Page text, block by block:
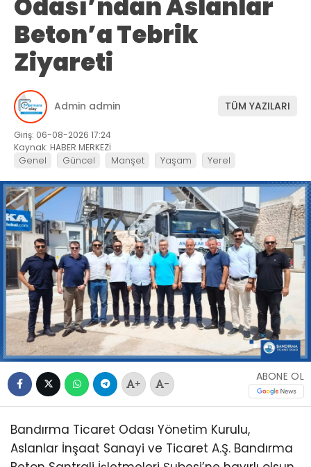
Odası’ndan Aslanlar
Beton’a Tebrik
Ziyareti
Admin admin TÜM YAZILARI
Giriş: 06-08-2026 17:24
Kaynak: HABER MERKEZİ
Genel Güncel Manşet Yaşam Yerel
+ -
ABONE OL
Bandırma Ticaret Odası Yönetim Kurulu,
Aslanlar İnşaat Sanayi ve Ticaret A.Ş. Bandırma